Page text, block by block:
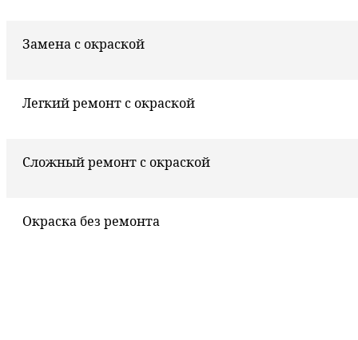
Замена с окраской
Легкий ремонт с окраской
Сложный ремонт с окраской
Окраска без ремонта